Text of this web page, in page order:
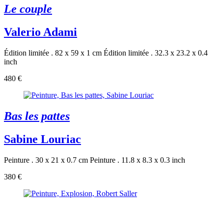
Le couple
Valerio Adami
Édition limitée . 82 x 59 x 1 cm Édition limitée . 32.3 x 23.2 x 0.4
inch
480 €
Bas les pattes
Sabine Louriac
Peinture . 30 x 21 x 0.7 cm Peinture . 11.8 x 8.3 x 0.3 inch
380 €